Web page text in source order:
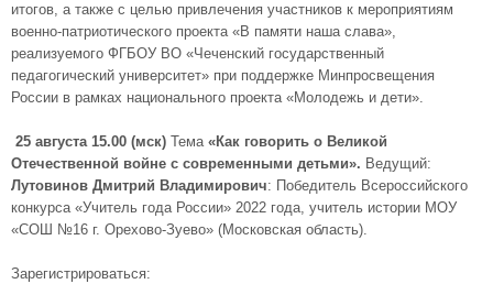
итогов, а также с целью привлечения участников к мероприятиям
военно-патриотического проекта «В памяти наша слава»,
реализуемого ФГБОУ ВО «Чеченский государственный
педагогический университет» при поддержке Минпросвещения
России в рамках национального проекта «Молодежь и дети».
25 августа 15.00 (мск) Тема «Как говорить о Великой
Отечественной войне с современными детьми». Ведущий:
Лутовинов Дмитрий Владимирович: Победитель Всероссийского
конкурса «Учитель года России» 2022 года, учитель истории МОУ
«СОШ №16 г. Орехово-Зуево» (Московская область).
Зарегистрироваться: